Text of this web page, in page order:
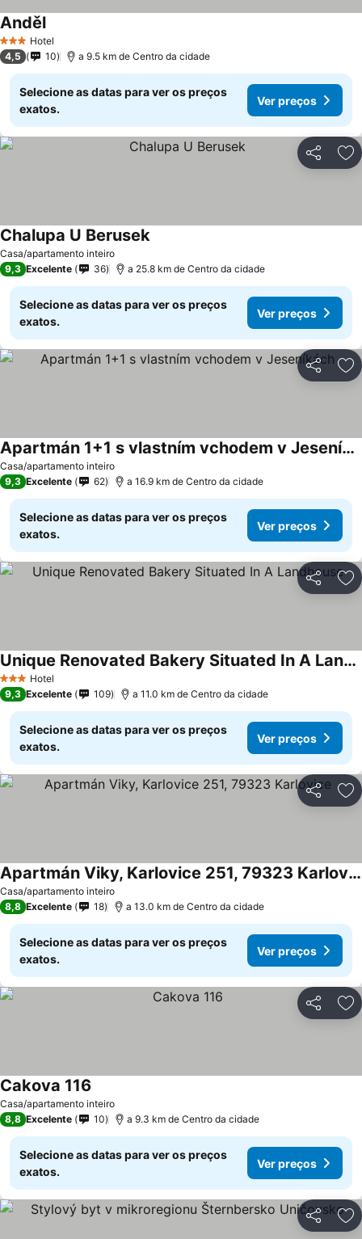
3 EstrelasHotel
AndělVer preços
4,5 10 a 9.5 km de Centro da cidade
Selecione as datas para ver os preços
exatos.
Ver preços
Partilhar
Casa/apartamento inteiro
Chalupa U BerusekVer preços
9,3 Excelente 36 a 25.8 km de Centro da cidade
Selecione as datas para ver os preços
exatos.
Ver preços
Partilhar
Casa/apartamento inteiro
Apartmán 1+1 s vlastním vchodem v Jeseníkách
Ver preços
9,3 Excelente 62 a 16.9 km de Centro da cidade
Selecione as datas para ver os preços
exatos.
Ver preços
Partilhar
3 EstrelasHotel
Unique Renovated Bakery Situated In A Landhouse
Ver preços
9,3 Excelente 109 a 11.0 km de Centro da cidade
Selecione as datas para ver os preços
exatos.
Ver preços
Partilhar
Casa/apartamento inteiro
Apartmán Viky, Karlovice 251, 79323 Karlovice
Ver preços
8,8 Excelente 18 a 13.0 km de Centro da cidade
Selecione as datas para ver os preços
exatos.
Ver preços
Partilhar
Casa/apartamento inteiro
Cakova 116
8,8 Excelente 10 a 9.3 km de Centro da cidade
Selecione as datas para ver os preços
exatos.
Ver preços
Partilhar